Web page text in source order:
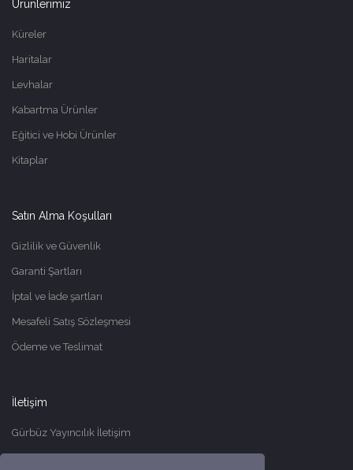
Ürünlerimiz
Küreler
Haritalar
Levhalar
Kabartma Ürünler
Eğitici ve Hobi Ürünler
Kitaplar
Satın Alma Koşulları
Gizlilik ve Güvenlik
Garanti Şartları
İptal ve İade şartları
Mesafeli Satış Sözleşmesi
Ödeme ve Teslimat
İletişim
Gürbüz Yayıncılık İletişim